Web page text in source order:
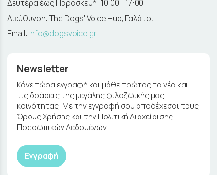
Δευτέρα έως Παρασκευή: 10:00 - 17:00
Διεύθυνση: The Dogs' Voice Hub, Γαλάτσι
Email: info@dogsvoice.gr
Newsletter
Κάνε τώρα εγγραφή και μάθε πρώτος τα νέα και
τις δράσεις της μεγάλης φιλοζωικής μας
κοινότητας! Με την εγγραφή σου αποδέχεσαι τους
Όρους Χρήσης και την Πολιτική Διαχείρισης
Προσωπικών Δεδομένων.
Εγγραφή